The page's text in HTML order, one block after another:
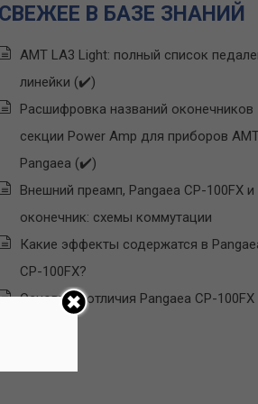
СВЕЖЕЕ В БАЗЕ ЗНАНИЙ
AMT LA3 Light: полный список
линейки (✔️)
Расшифровка названий оконечников
секции Power Amp для приборов
Pangaea (✔️)
Внешний преамп, Pangaea CP-100FX и
оконечник: схемы коммутации
Какие эффекты содержатся в
CP-100FX?
Основные отличия Pangaea CP-100FX